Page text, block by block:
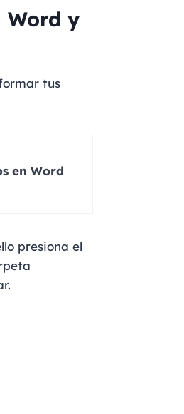
Word y
tus
en Word
presiona el